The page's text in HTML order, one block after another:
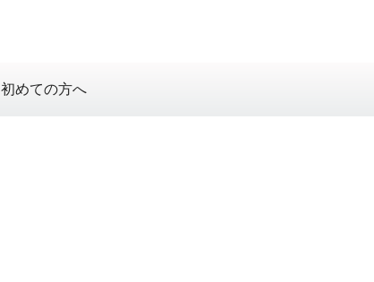
初めての方へ